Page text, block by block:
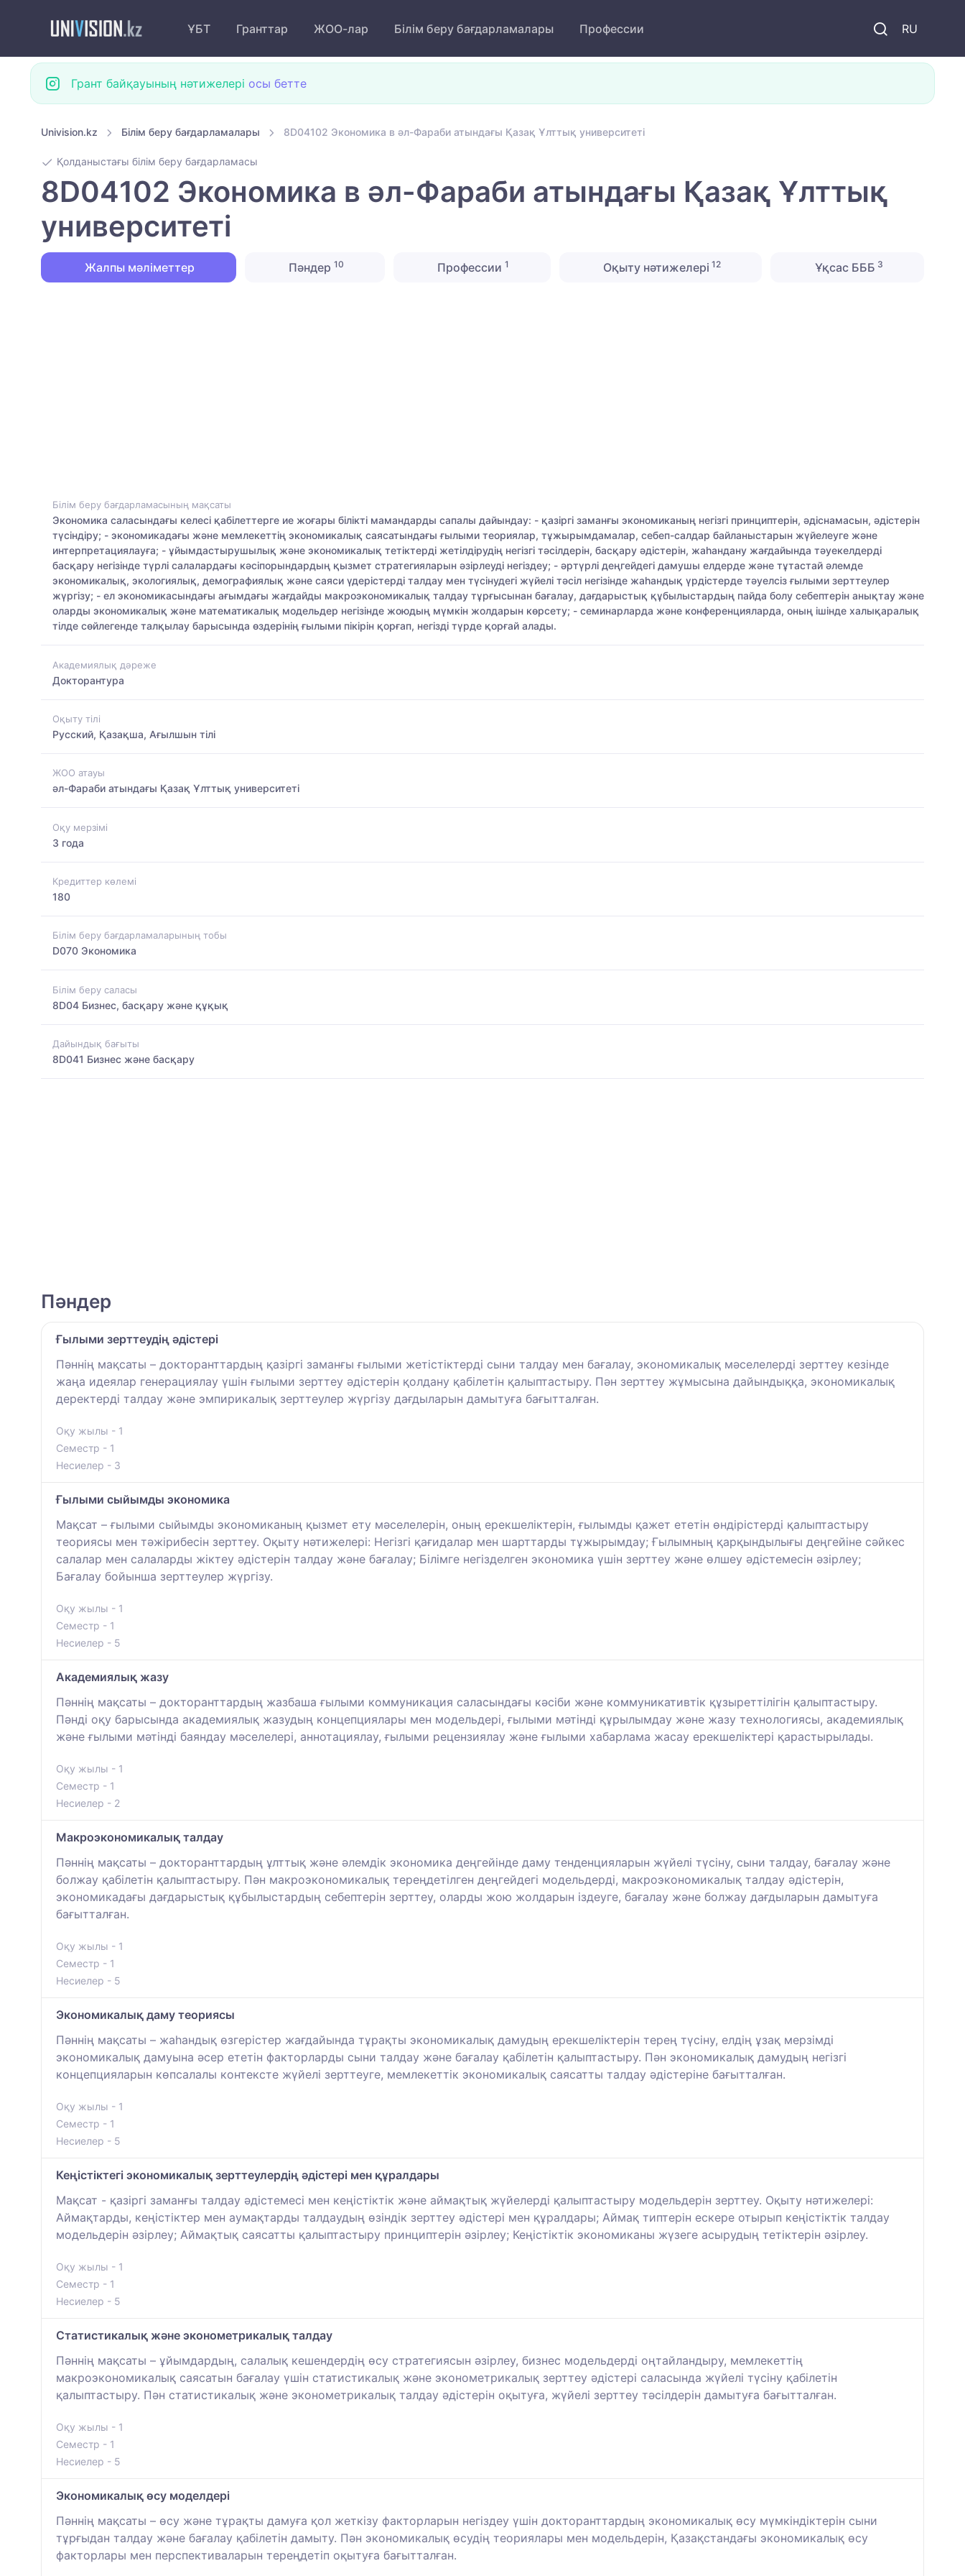
RU
ҰБТ Гранттар ЖОО-лар Білім беру бағдарламалары Профессии
Грант байқауының нәтижелері осы бетте
Univision.kz Білім беру бағдарламалары 8D04102 Экономика в әл-Фараби атындағы Қазақ Ұлттық университеті
Қолданыстағы білім беру бағдарламасы
8D04102 Экономика в әл-Фараби атындағы Қазақ Ұлттық
университеті
Жалпы мәліметтер Пәндер 10 Профессии1 Оқыту нәтижелері 12 Ұқсас БББ 3
Білім беру бағдарламасының мақсаты
Экономика саласындағы келесі қабілеттерге ие жоғары білікті мамандарды сапалы дайындау: - қазіргі заманғы экономиканың негізгі принциптерін, әдіснамасын, әдістерін
түсіндіру; - экономикадағы және мемлекеттің экономикалық саясатындағы ғылыми теориялар, тұжырымдамалар, себеп-салдар байланыстарын жүйелеуге және
интерпретациялауға; - ұйымдастырушылық және экономикалық тетіктерді жетілдірудің негізгі тәсілдерін, басқару әдістерін, жаһандану жағдайында тәуекелдерді
басқару негізінде түрлі салалардағы кәсіпорындардың қызмет стратегияларын әзірлеуді негіздеу; - әртүрлі деңгейдегі дамушы елдерде және тұтастай әлемде
экономикалық, экологиялық, демографиялық және саяси үдерістерді талдау мен түсінудегі жүйелі тәсіл негізінде жаһандық үрдістерде тәуелсіз ғылыми зерттеулер
жүргізу; - ел экономикасындағы ағымдағы жағдайды макроэкономикалық талдау тұрғысынан бағалау, дағдарыстық құбылыстардың пайда болу себептерін анықтау және
оларды экономикалық және математикалық модельдер негізінде жоюдың мүмкін жолдарын көрсету; - семинарларда және конференцияларда, оның ішінде халықаралық
тілде сөйлегенде талқылау барысында өздерінің ғылыми пікірін қорғап, негізді түрде қорғай алады.
Академиялық дәреже
Докторантура
Оқыту тілі
Русский, Қазақша, Ағылшын тілі
ЖОО атауы
әл-Фараби атындағы Қазақ Ұлттық университеті
Оқу мерзімі
3 года
Кредиттер көлемі
180
Білім беру бағдарламаларының тобы
D070 Экономика
Білім беру саласы
8D04 Бизнес, басқару және құқық
Дайындық бағыты
8D041 Бизнес және басқару
Пәндер
Ғылыми зерттеудің әдістері
Пәннің мақсаты – докторанттардың қазіргі заманғы ғылыми жетістіктерді сыни талдау мен бағалау, экономикалық мәселелерді зерттеу кезінде
жаңа идеялар генерациялау үшін ғылыми зерттеу әдістерін қолдану қабілетін қалыптастыру. Пән зерттеу жұмысына дайындыққа, экономикалық
деректерді талдау және эмпирикалық зерттеулер жүргізу дағдыларын дамытуға бағытталған.
Оқу жылы - 1
Семестр - 1
Несиелер - 3
Ғылыми сыйымды экономика
Мақсат – ғылыми сыйымды экономиканың қызмет ету мәселелерін, оның ерекшеліктерін, ғылымды қажет ететін өндірістерді қалыптастыру
теориясы мен тәжірибесін зерттеу. Оқыту нәтижелері: Негізгі қағидалар мен шарттарды тұжырымдау; Ғылымның қарқындылығы деңгейіне сәйкес
салалар мен салаларды жіктеу әдістерін талдау және бағалау; Білімге негізделген экономика үшін зерттеу және өлшеу әдістемесін әзірлеу;
Бағалау бойынша зерттеулер жүргізу.
Оқу жылы - 1
Семестр - 1
Несиелер - 5
Академиялық жазу
Пәннің мақсаты – докторанттардың жазбаша ғылыми коммуникация саласындағы кәсіби және коммуникативтік құзыреттілігін қалыптастыру.
Пәнді оқу барысында академиялық жазудың концепциялары мен модельдері, ғылыми мәтінді құрылымдау және жазу технологиясы, академиялық
және ғылыми мәтінді баяндау мәселелері, аннотациялау, ғылыми рецензиялау және ғылыми хабарлама жасау ерекшеліктері қарастырылады.
Оқу жылы - 1
Семестр - 1
Несиелер - 2
Макроэкономикалық талдау
Пәннің мақсаты – докторанттардың ұлттық және әлемдік экономика деңгейінде даму тенденцияларын жүйелі түсіну, сыни талдау, бағалау және
болжау қабілетін қалыптастыру. Пән макроэкономикалық тереңдетілген деңгейдегі модельдерді, макроэкономикалық талдау әдістерін,
экономикадағы дағдарыстық құбылыстардың себептерін зерттеу, оларды жою жолдарын іздеуге, бағалау және болжау дағдыларын дамытуға
бағытталған.
Оқу жылы - 1
Семестр - 1
Несиелер - 5
Экономикалық даму теориясы
Пәннің мақсаты – жаһандық өзгерістер жағдайында тұрақты экономикалық дамудың ерекшеліктерін терең түсіну, елдің ұзақ мерзімді
экономикалық дамуына әсер ететін факторларды сыни талдау және бағалау қабілетін қалыптастыру. Пән экономикалық дамудың негізгі
концепцияларын көпсалалы контексте жүйелі зерттеуге, мемлекеттік экономикалық саясатты талдау әдістеріне бағытталған.
Оқу жылы - 1
Семестр - 1
Несиелер - 5
Кеңістіктегі экономикалық зерттеулердің әдістері мен құралдары
Мақсат - қазіргі заманғы талдау әдістемесі мен кеңістіктік және аймақтық жүйелерді қалыптастыру модельдерін зерттеу. Оқыту нәтижелері:
Аймақтарды, кеңістіктер мен аумақтарды талдаудың өзіндік зерттеу әдістері мен құралдары; Аймақ типтерін ескере отырып кеңістіктік талдау
модельдерін әзірлеу; Аймақтық саясатты қалыптастыру принциптерін әзірлеу; Кеңістіктік экономиканы жүзеге асырудың тетіктерін әзірлеу.
Оқу жылы - 1
Семестр - 1
Несиелер - 5
Статистикалық және эконометрикалық талдау
Пәннің мақсаты – ұйымдардың, салалық кешендердің өсу стратегиясын әзірлеу, бизнес модельдерді оңтайландыру, мемлекеттің
макроэкономикалық саясатын бағалау үшін статистикалық және эконометрикалық зерттеу әдістері саласында жүйелі түсіну қабілетін
қалыптастыру. Пән статистикалық және эконометрикалық талдау әдістерін оқытуға, жүйелі зерттеу тәсілдерін дамытуға бағытталған.
Оқу жылы - 1
Семестр - 1
Несиелер - 5
Экономикалық өсу моделдері
Пәннің мақсаты – өсу және тұрақты дамуға қол жеткізу факторларын негіздеу үшін докторанттардың экономикалық өсу мүмкіндіктерін сыни
тұрғыдан талдау және бағалау қабілетін дамыту. Пән экономикалық өсудің теориялары мен модельдерін, Қазақстандағы экономикалық өсу
факторлары мен перспективаларын тереңдетіп оқытуға бағытталған.